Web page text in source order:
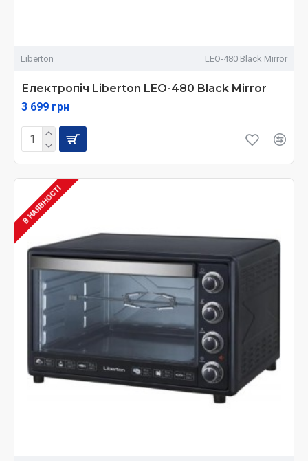
Liberton LEO-480 Black Mirror
Електропіч Liberton LEO-480 Black Mirror
3 699 грн
В НАЯВНОСТІ